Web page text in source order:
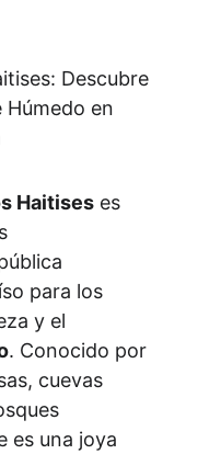
Descubre
Húmedo en
Haitises es
para los
y el
. Conocido por
cuevas
es una joya